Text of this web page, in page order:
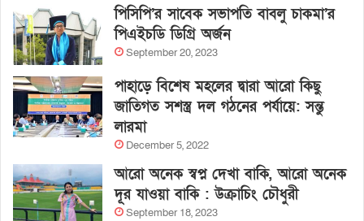
পিসিপি’র সাবেক সভাপতি বাবলু চাকমা’র
পিএইচডি ডিগ্রি অর্জন
September 20, 2023
পাহাড়ে বিশেষ মহলের দ্বারা আরো কিছু
জাতিগত সশস্ত্র দল গঠনের পর্যায়ে: সন্তু
লারমা
December 5, 2022
আরো অনেক স্বপ্ন দেখা বাকি, আরো অনেক
দূর যাওয়া বাকি : উক্রাচিং চৌধুরী
September 18, 2023